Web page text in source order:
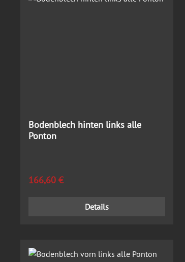
Bodenblech hinten links alle
Ponton
Regulärer Preis:
166,60 €
Details